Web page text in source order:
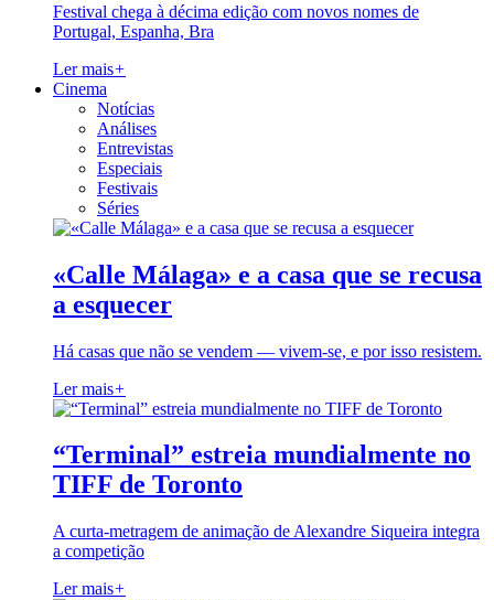
Festival chega à décima edição com novos nomes de
Portugal, Espanha, Bra
Ler mais+
Cinema
Notícias
Análises
Entrevistas
Especiais
Festivais
Séries
«Calle Málaga» e a casa que se recusa
a esquecer
Há casas que não se vendem — vivem-se, e por isso resistem.
Ler mais+
“Terminal” estreia mundialmente no
TIFF de Toronto
A curta-metragem de animação de Alexandre Siqueira integra
a competição
Ler mais+